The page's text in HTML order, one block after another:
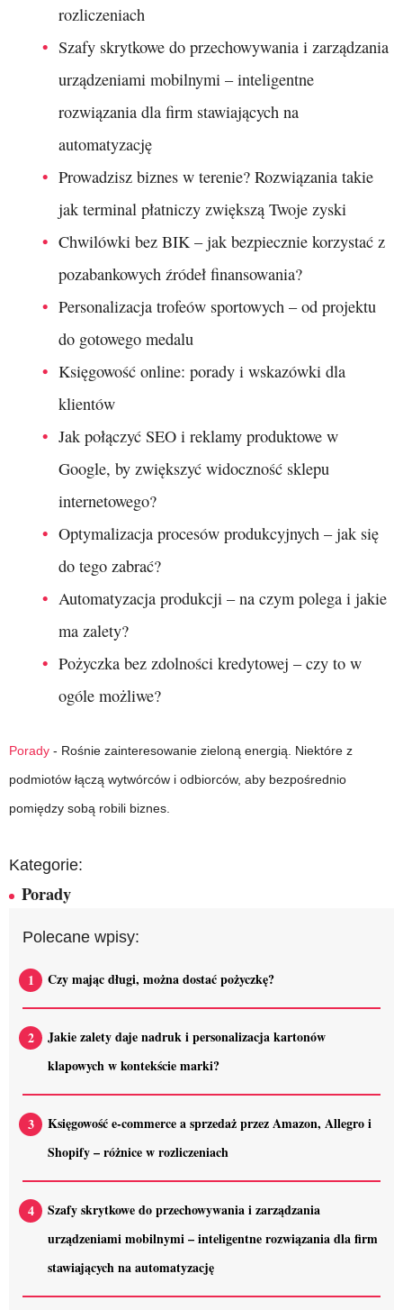
rozliczeniach
Szafy skrytkowe do przechowywania i zarządzania
urządzeniami mobilnymi – inteligentne
rozwiązania dla firm stawiających na
automatyzację
Prowadzisz biznes w terenie? Rozwiązania takie
jak terminal płatniczy zwiększą Twoje zyski
Chwilówki bez BIK – jak bezpiecznie korzystać z
pozabankowych źródeł finansowania?
Personalizacja trofeów sportowych – od projektu
do gotowego medalu
Księgowość online: porady i wskazówki dla
klientów
Jak połączyć SEO i reklamy produktowe w
Google, by zwiększyć widoczność sklepu
internetowego?
Optymalizacja procesów produkcyjnych – jak się
do tego zabrać?
Automatyzacja produkcji – na czym polega i jakie
ma zalety?
Pożyczka bez zdolności kredytowej – czy to w
ogóle możliwe?
Porady - Rośnie zainteresowanie zieloną energią. Niektóre z
podmiotów łączą wytwórców i odbiorców, aby bezpośrednio
pomiędzy sobą robili biznes.
Kategorie:
Porady
Polecane wpisy:
Czy mając długi, można dostać pożyczkę?
Jakie zalety daje nadruk i personalizacja kartonów
klapowych w kontekście marki?
Księgowość e-commerce a sprzedaż przez Amazon, Allegro i
Shopify – różnice w rozliczeniach
Szafy skrytkowe do przechowywania i zarządzania
urządzeniami mobilnymi – inteligentne rozwiązania dla firm
stawiających na automatyzację